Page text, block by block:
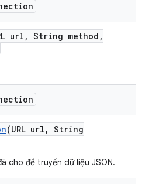
url , String method ,
(URL url , String
cho để truyền dữ liệu JSON.